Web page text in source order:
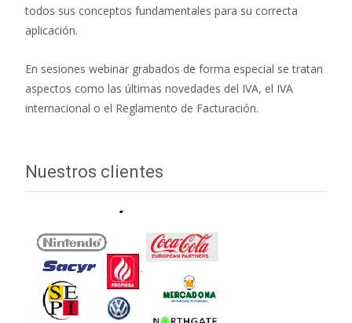
todos sus conceptos fundamentales para su correcta
aplicación.
En sesiones webinar grabados de forma especial se tratan
aspectos como las últimas novedades del IVA, el IVA
internacional o el Reglamento de Facturación.
Nuestros clientes